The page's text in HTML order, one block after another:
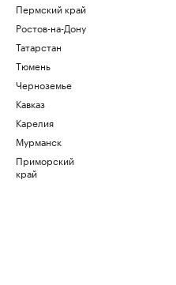
Пермский край
Ростов-на-Дону
Татарстан
Тюмень
Черноземье
Кавказ
Карелия
Мурманск
Приморский
край